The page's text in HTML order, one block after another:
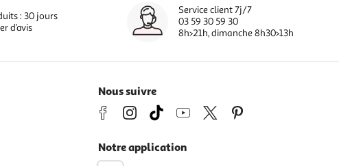
: 30 jours
d’avis
Service client 7j/7
03 59 30 59 30
8h>21h, dimanche 8h30>13h
Nous suivre
Notre application